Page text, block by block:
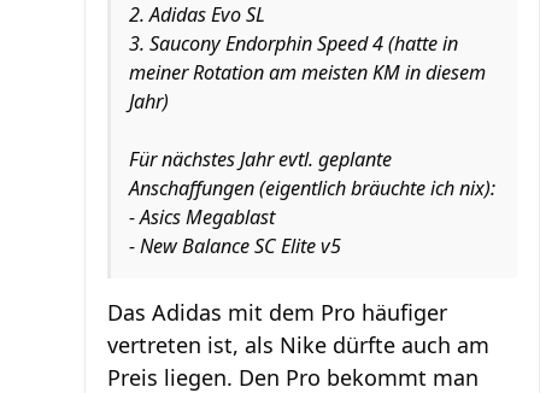
2. Adidas Evo SL
3. Saucony Endorphin Speed 4 (hatte in
meiner Rotation am meisten KM in diesem
Jahr)
Für nächstes Jahr evtl. geplante
Anschaffungen (eigentlich bräuchte ich nix):
- Asics Megablast
- New Balance SC Elite v5
Das Adidas mit dem Pro häufiger
vertreten ist, als Nike dürfte auch am
Preis liegen. Den Pro bekommt man